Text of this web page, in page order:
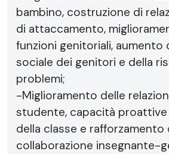
bambino, costruzione di
di attaccamento,
funzioni genitoriali,
sociale dei genitori e della
problemi;
-Miglioramento delle
studente, capacità
della classe e rafforzamento
collaborazione insegnante-